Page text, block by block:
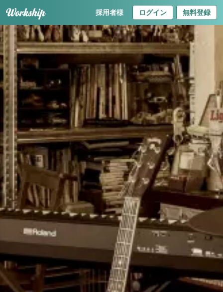
採用者様 ログイン 無料登録